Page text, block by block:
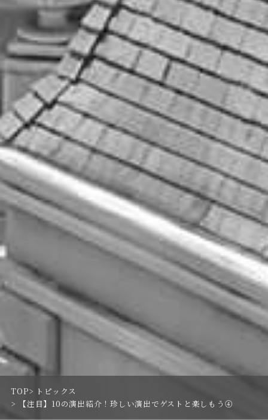
お電話でのご予約・お問い合わせ
054-284-2323
平日／11:00～19:00 | 土日祝／9:00～19:00
火・水曜日は定休日：祝日除く
ブライダルフェアを見る
いつでも見学・相談予約
お問い合わせ パンフレット請求
TOP
トピックス
【注目】10の演出紹介！珍しい演出でゲストと楽しもう④